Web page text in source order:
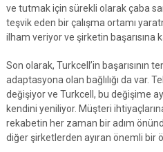
ve tutmak için sürekli olarak çaba
teşvik eden bir çalışma ortamı
ilham veriyor ve şirketin başarısına
Son olarak, Turkcell’in başarısının
adaptasyona olan bağlılığı da var.
değişiyor ve Turkcell, bu değişime
kendini yeniliyor. Müşteri
rekabetin her zaman bir adım
diğer şirketlerden ayıran önemli bir